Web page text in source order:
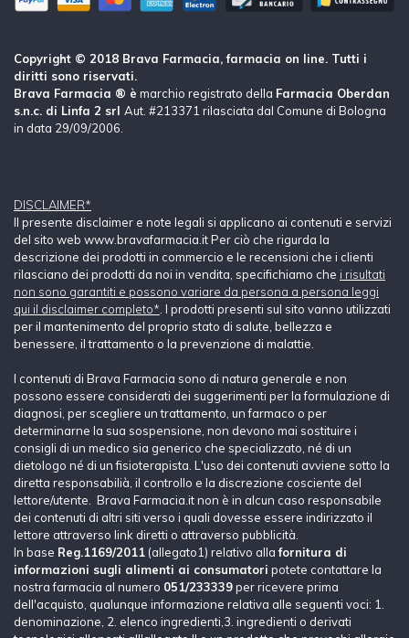
Copyright © 2018 Brava Farmacia, farmacia on line. Tutti i
diritti sono riservati.
Brava Farmacia ® è marchio registrato della Farmacia Oberdan
s.n.c. di Linfa 2 srl Aut. #213371 rilasciata dal Comune di Bologna
in data 29/09/2006.
DISCLAIMER*
Il presente disclaimer e note legali si applicano ai contenuti e servizi
del sito web www.bravafarmacia.it Per ciò che rigurda la
descrizione dei prodotti in commercio e le recensioni che i clienti
rilasciano dei prodotti da noi in vendita, specifichiamo che i risultati
non sono garantiti e possono variare da persona a persona leggi
qui il disclaimer completo* . I prodotti presenti sul sito vanno utilizzati
per il mantenimento del proprio stato di salute, bellezza e
benessere, il trattamento o la prevenzione di malattie.
I contenuti di Brava Farmacia sono di natura generale e non
possono essere considerati dei suggerimenti per la formulazione di
diagnosi, per scegliere un trattamento, un farmaco o per
determinarne la sua sospensione, non devono mai sostituire i
consigli di un medico sia generico che specializzato, né di un
dietologo né di un fisioterapista. L'uso dei contenuti avviene sotto la
diretta responsabilià, il controllo e la discrezione cosciente del
lettore/utente. Brava Farmacia.it non è in alcun caso responsabile
dei contenuti di altri siti verso i quali dovesse essere indirizzato il
lettore attraverso link diretti o attraverso pubblicità.
In base Reg.1169/2011 (allegato1) relativo allafornitura di
informazioni sugli alimenti ai consumatori potete contattare la
nostra farmacia al numero 051/233339per ricevere prima
dell'acquisto, qualunque informazione relativa alle seguenti voci: 1.
denominazione, 2. elenco ingredienti,3. ingredienti o derivati